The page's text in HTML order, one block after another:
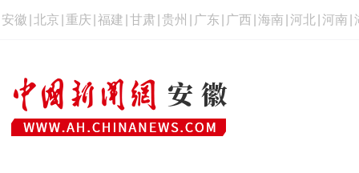
安徽 北京 重庆 福建 甘肃 贵州 广东 广西 海南 河北 河南